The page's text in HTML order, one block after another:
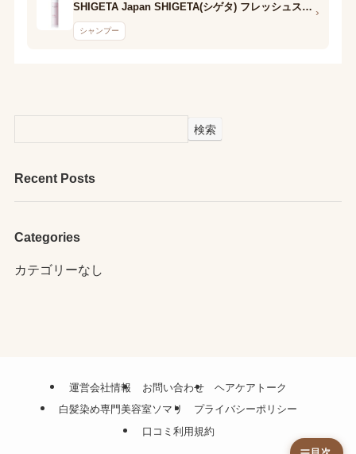
SHIGETA Japan SHIGETA(シゲタ) フレッシュスピリット シャンプー
シャンプー
›
検索
Recent Posts
Categories
カテゴリーなし
運営会社情報 お問い合わせ
ヘアケアトーク
白髪染め専門美容室ソマリ
プライバシーポリシー
口コミ利用規約